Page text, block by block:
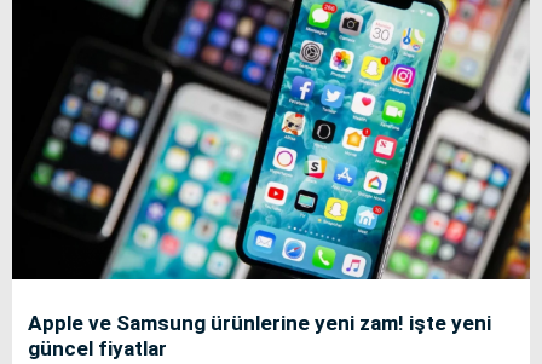
Apple ve Samsung ürünlerine yeni zam! işte yeni
güncel fiyatlar